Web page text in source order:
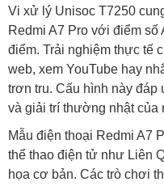
Vi xử lý Unisoc T7250
Redmi A7 Pro với điểm số
điểm. Trải nghiệm thực tế
web, xem YouTube hay
trơn tru. Cấu hình này đáp
và giải trí thường nhật của
Mẫu điện thoại Redmi A7
thể thao điện tử như Liên
họa cơ bản. Các trò chơi